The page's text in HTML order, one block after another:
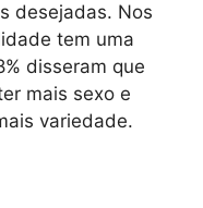
desejadas. Nos
tem uma
disseram que
mais sexo e
variedade.